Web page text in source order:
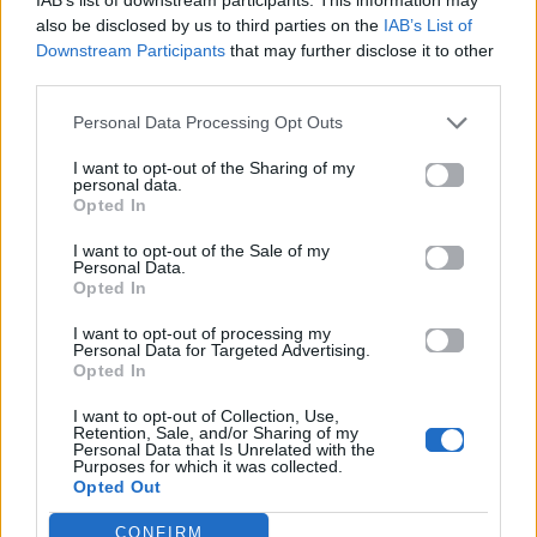
also be disclosed by us to third parties on the IAB’s List of
Downstream Participants that may further disclose it to other
Personal Data Processing Opt Outs
I want to opt-out of the Sharing of my
personal data.
Opted In
I want to opt-out of the Sale of my
Personal Data.
Opted In
I want to opt-out of processing my
Personal Data for Targeted Advertising.
Opted In
I want to opt-out of Collection, Use,
Retention, Sale, and/or Sharing of my
Personal Data that Is Unrelated with the
Purposes for which it was collected.
Opted Out
CONFIRM
https://www.instagram.com/tatistefanidou/?hl=el
υπερηφάνεια, δείχνει πως οι μεγάλες στιγμές
αξίζουν να γιορτάζονται με όλους όσους έχουν
στηρίξει την πορεία μας.
Διάβασε επίσης:
«Θα κάνω πρόταση να είναι μαζί μου» – Ο
Λευτέρης Πανταζής και η πρόταση
Παυλίνα Βουλγαράκη: Η βάφτιση της κόρης
της στην Κρήτη έμοιαζε βγαλμένη από
παραμύθι